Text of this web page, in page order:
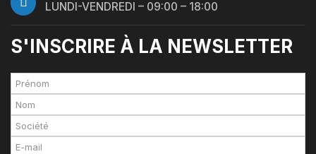
LUNDI-VENDREDI – 09:00 – 18:00
S'INSCRIRE À LA NEWSLETTER